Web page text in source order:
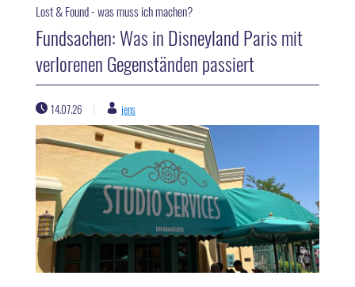
Lost & Found - was muss ich machen?
Fundsachen: Was in Disneyland Paris mit
verlorenen Gegenständen passiert
14.07.26 | jens